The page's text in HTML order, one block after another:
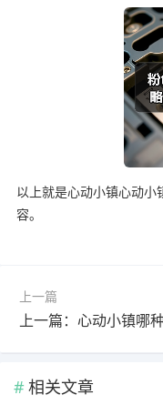
以上就是心动小镇心动
容。
上一篇
相关文章